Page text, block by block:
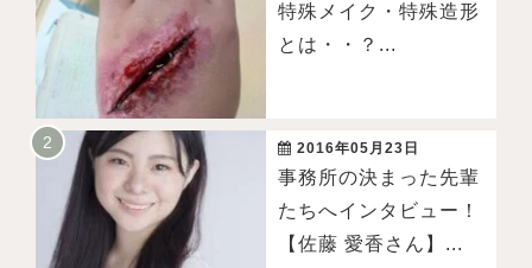
特殊メイク・特殊造形
とは・・？...
2016年05月23日
事務所の決まった先輩
たちへインタビュー！
【佐藤 愛香さん】...